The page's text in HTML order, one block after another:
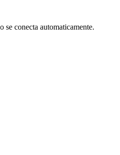
se conecta automaticamente.